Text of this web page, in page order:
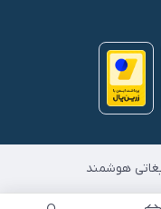
هوشمند